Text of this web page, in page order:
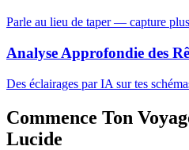
Parle au lieu de taper — capture
Analyse Approfondie des
Des éclairages par IA sur tes
Commence Ton
Lucide